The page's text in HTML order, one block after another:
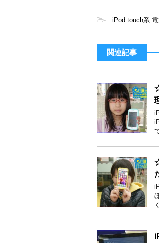
- iPod touch系
関連記事